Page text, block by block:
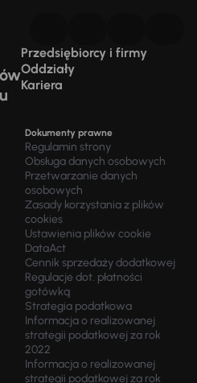
Przedsiębiorcy i firmy
Oddziały
Kariera
Dokumenty prawne
Regulamin strony
Obsługa danych osobowych
Przetwarzanie danych
osobowych
Zasady korzystania z plików
cookies
Ustawienia plików cookie
DataAct
Cennik sprzedaży dodatkowej
Regulacje dot. płatności
gotówką
Strategia podatkowa
Informacja o realizowanej
strategii podatkowej za rok
2022
Informacja o realizowanej
strategii podatkowej za rok